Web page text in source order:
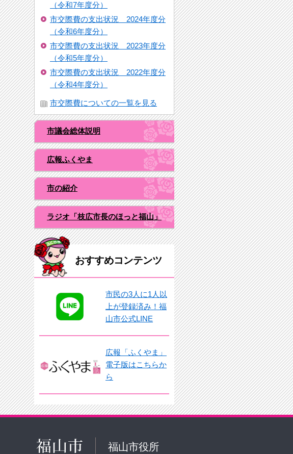
（令和7年度分）
市交際費の支出状況 2024年度分
（令和6年度分）
市交際費の支出状況 2023年度分
（令和5年度分）
市交際費の支出状況 2022年度分
（令和4年度分）
市交際費についての一覧を見る
市議会総体説明
広報ふくやま
市の紹介
ラジオ「枝広市長のほっと福山」
おすすめコンテンツ
市民の3人に1人以
上が登録済み！福
山市公式LINE
広報「ふくやま」
電子版はこちらか
ら
福山市役所